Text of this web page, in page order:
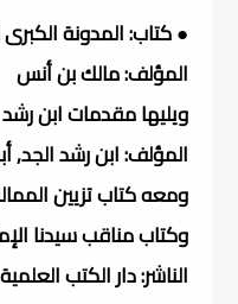
● كتاب: المدونة
المؤلف: مالك بن أنس
ويليها مقدمات ابن رشد
المؤلف: ابن رشد الجد, أبو
ومعه كتاب تزيين
وكتاب مناقب سيدنا
الناشر: دار الكتب